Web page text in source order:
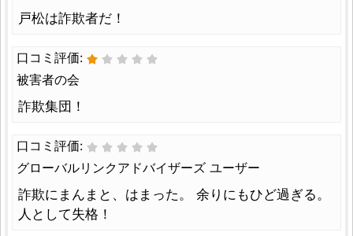
戸松は詐欺者だ！
口コミ評価:
被害者の会
詐欺集団！
口コミ評価:
グローバルリンクアドバイザーズ ユーザー
詐欺にまんまと、はまった。 余りにもひど過ぎる。
人として失格！